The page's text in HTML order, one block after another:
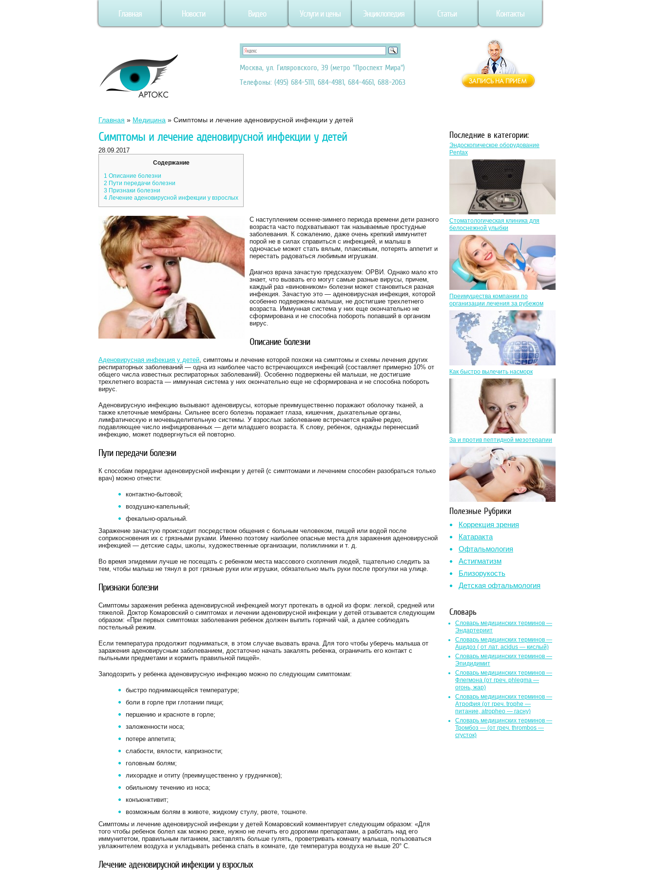
Главная Новости Видео Услуги и цены Энциклопедия Статьи Контакты
Москва, ул. Гиляровского, 39 (метро "Проспект Мира")
Телефоны: (495) 684-5111, 684-4981, 684-4661, 688-2063
Главная » Медицина » Симптомы и лечение аденовирусной инфекции у детей
Симптомы и лечение аденовирусной инфекции у детей
28.09.2017
Содержание
1 Описание болезни
2 Пути передачи болезни
3 Признаки болезни
4 Лечение аденовирусной инфекции у взрослых
С наступлением осенне-зимнего периода времени дети разного
возраста часто подхватывают так называемые простудные
заболевания. К сожалению, даже очень крепкий иммунитет
порой не в силах справиться с инфекцией, и малыш в
одночасье может стать вялым, плаксивым, потерять аппетит и
перестать радоваться любимым игрушкам.
Диагноз врача зачастую предсказуем: ОРВИ. Однако мало кто
знает, что вызвать его могут самые разные вирусы, причем,
каждый раз «виновником» болезни может становиться разная
инфекция. Зачастую это — аденовирусная инфекция, которой
особенно подвержены малыши, не достигшие трехлетнего
возраста. Иммунная система у них еще окончательно не
сформирована и не способна побороть попавший в организм
вирус.
Описание болезни
Аденовирусная инфекция у детей, симптомы и лечение которой похожи на симптомы и схемы лечения других
респираторных заболеваний — одна из наиболее часто встречающихся инфекций (составляет примерно 10% от
общего числа известных респираторных заболеваний). Особенно подвержены ей малыши, не достигшие
трехлетнего возраста — иммунная система у них окончательно еще не сформирована и не способна побороть
вирус.
Аденовирусную инфекцию вызывают аденовирусы, которые преимущественно поражают оболочку тканей, а
также клеточные мембраны. Сильнее всего болезнь поражает глаза, кишечник, дыхательные органы,
лимфатическую и мочевыделительную системы. У взрослых заболевание встречается крайне редко,
подавляющее число инфицированных — дети младшего возраста. К слову, ребенок, однажды перенесший
инфекцию, может подвергнуться ей повторно.
Пути передачи болезни
К способам передачи аденовирусной инфекции у детей (с симптомами и лечением способен разобраться только
врач) можно отнести:
контактно-бытовой;
воздушно-капельный;
фекально-оральный.
Заражение зачастую происходит посредством общения с больным человеком, пищей или водой после
соприкосновения их с грязными руками. Именно поэтому наиболее опасные места для заражения аденовирусной
инфекцией — детские сады, школы, художественные организации, поликлиники и т. д.
Во время эпидемии лучше не посещать с ребенком места массового скопления людей, тщательно следить за
тем, чтобы малыш не тянул в рот грязные руки или игрушки, обязательно мыть руки после прогулки на улице.
Признаки болезни
Симптомы заражения ребенка аденовирусной инфекцией могут протекать в одной из форм: легкой, средней или
тяжелой. Доктор Комаровский о симптомах и лечении аденовирусной инфекции у детей отзывается следующим
образом: «При первых симптомах заболевания ребенок должен выпить горячий чай, а далее соблюдать
постельный режим.
Если температура продолжит подниматься, в этом случае вызвать врача. Для того чтобы уберечь малыша от
заражения аденовирусным заболеванием, достаточно начать закалять ребенка, ограничить его контакт с
пыльными предметами и кормить правильной пищей».
Заподозрить у ребенка аденовирусную инфекцию можно по следующим симптомам:
быстро поднимающейся температуре;
боли в горле при глотании пищи;
першению и красноте в горле;
заложенности носа;
потере аппетита;
слабости, вялости, капризности;
головным болям;
лихорадке и отиту (преимущественно у грудничков);
обильному течению из носа;
конъюнктивит;
возможным болям в животе, жидкому стулу, рвоте, тошноте.
Симптомы и лечение аденовирусной инфекции у детей Комаровский комментирует следующим образом: «Для
того чтобы ребенок болел как можно реже, нужно не лечить его дорогими препаратами, а работать над его
иммунитетом, правильным питанием, заставлять больше гулять, проветривать комнату малыша, пользоваться
увлажнителем воздуха и укладывать ребенка спать в комнате, где температура воздуха не выше 20° C.
Лечение аденовирусной инфекции у взрослых
Последние в категории:
Эндоскопическое оборудование
Pentax
Стоматологическая клиника для
белоснежной улыбки
Преимущества компании по
организации лечения за рубежом
Как быстро вылечить насморк
За и против пептидной мезотерапии
Полезные Рубрики
Коррекция зрения
Катаракта
Офтальмология
Астигматизм
Близорукость
Детская офтальмология
Словарь
Словарь медицинских терминов —
Эндартериит
Словарь медицинских терминов —
Ацидоз ( от лат. асidus — кислый)
Словарь медицинских терминов —
Эпидидимит
Словарь медицинских терминов —
Флегмона (от гpeч. phlegma —
огонь, жар)
Словарь медицинских терминов —
Атрофия (от греч. trophe —
питание, atropheo — гасну)
Словарь медицинских терминов —
Тромбоз — (от греч. thrombos —
сгусток)